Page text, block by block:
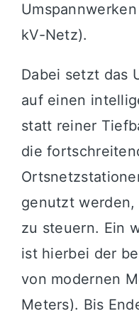
kV-Netz).
Dabei setzt das
auf einen
statt reiner
die
genutzt werden,
zu steuern. Ein
ist hierbei der
von modernen
Meters). Bis